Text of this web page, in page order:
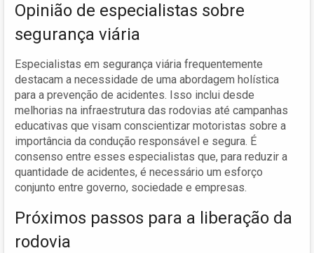
Opinião de especialistas sobre
segurança viária
Especialistas em segurança viária frequentemente
destacam a necessidade de uma abordagem holística
para a prevenção de acidentes. Isso inclui desde
melhorias na infraestrutura das rodovias até campanhas
educativas que visam conscientizar motoristas sobre a
importância da condução responsável e segura. É
consenso entre esses especialistas que, para reduzir a
quantidade de acidentes, é necessário um esforço
conjunto entre governo, sociedade e empresas.
Próximos passos para a liberação da
rodovia